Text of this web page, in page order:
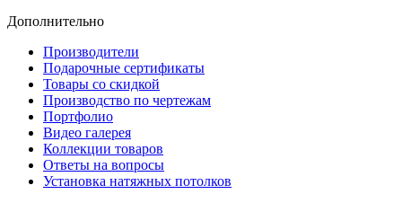
Дополнительно
Производители
Подарочные сертификаты
Товары со скидкой
Производство по чертежам
Портфолио
Видео галерея
Коллекции товаров
Ответы на вопросы
Установка натяжных потолков